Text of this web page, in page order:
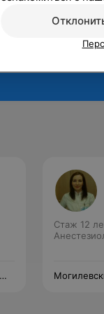
Стаж 12